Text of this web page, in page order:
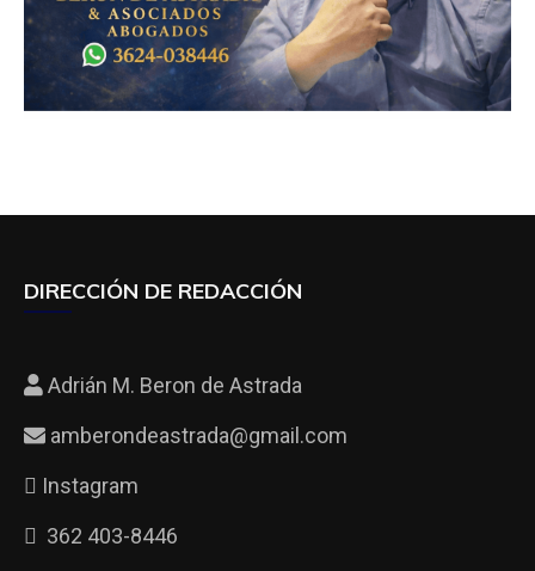
DIRECCIÓN DE REDACCIÓN
Adrián M. Beron de Astrada
amberondeastrada@gmail.com
Instagram
362 403-8446